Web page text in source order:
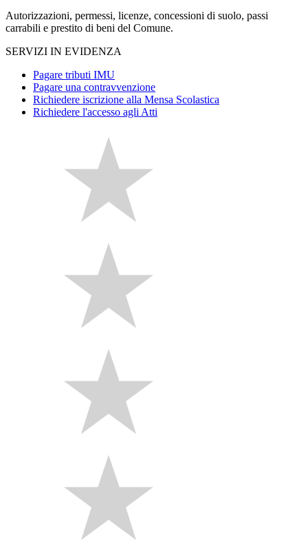
Autorizzazioni, permessi, licenze, concessioni di suolo, passi
carrabili e prestito di beni del Comune.
SERVIZI IN EVIDENZA
Pagare tributi IMU
Pagare una contravvenzione
Richiedere iscrizione alla Mensa Scolastica
Richiedere l'accesso agli Atti